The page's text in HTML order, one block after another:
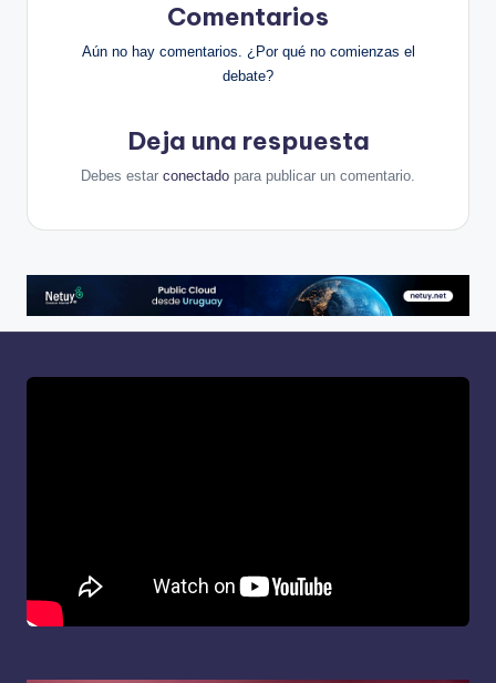
Comentarios
Aún no hay comentarios. ¿Por qué no comienzas el
debate?
Deja una respuesta
Debes estar conectado para publicar un comentario.